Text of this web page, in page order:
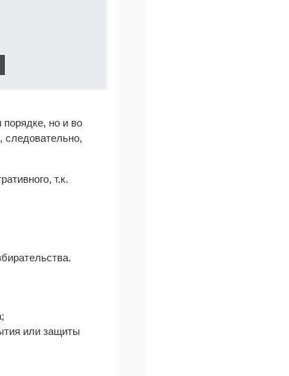
но и во
следовательно,
т.к.
или защиты